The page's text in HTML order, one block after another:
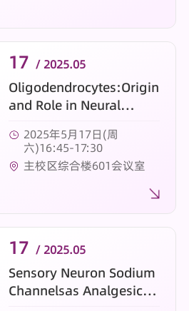
17 / 2025.05
Oligodendrocytes:Origins
and Role in Neural
2025年5月17日(周
六)16:45-17:30
主校区综合楼601会议室
17 / 2025.05
Sensory Neuron Sodium
Channelsas Analgesic